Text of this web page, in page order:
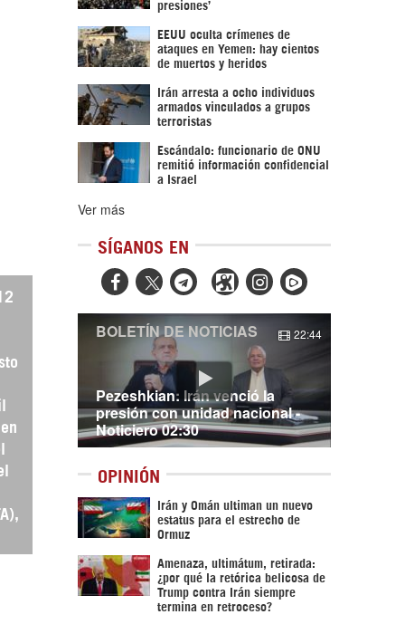
presiones’
EEUU oculta crímenes de
ataques en Yemen: hay cientos
de muertos y heridos
Irán arresta a ocho individuos
armados vinculados a grupos
terroristas
Escándalo: funcionario de ONU
remitió información confidencial
a Israel
Ver más
SÍGANOS EN
  
Pezeshkian: Irán venció la
presión con unidad nacional -
Noticiero 02:30
BOLETÍN DE NOTICIAS 22:44
OPINIÓN
Irán y Omán ultiman un nuevo
estatus para el estrecho de
Ormuz
Amenaza, ultimátum, retirada:
¿por qué la retórica belicosa de
Trump contra Irán siempre
termina en retroceso?